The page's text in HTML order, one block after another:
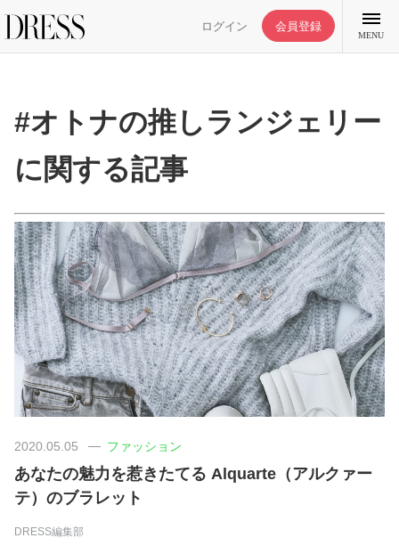
ログイン 会員登録
MENU
特集記事
DRESS部活
ライフスタイル
ファッション
恋愛/結婚/離婚
ワークスタイル
妊娠/出産/家族
#オトナの推しランジェリー
に関する記事
2020.05.05 ファッション
あなたの魅力を惹きたてる Alquarte（アルクァー
テ）のブラレット
DRESS編集部